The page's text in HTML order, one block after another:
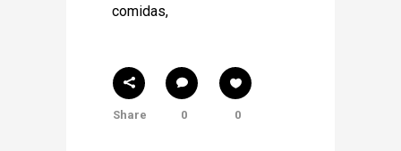
comidas,
Share 0 0